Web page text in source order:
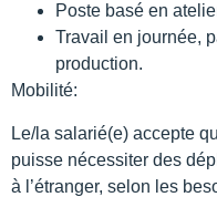
Poste basé en
Travail en journée,
production.
Mobilité:
Le/la salarié(e) accepte
puisse nécessiter des
à l’étranger, selon les